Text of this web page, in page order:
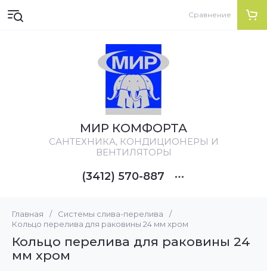
МИР КОМФОРТА
CАНТЕХНИКА, КОНДИЦИОНЕРЫ И
ВЕНТИЛЯТОРЫ
(3412) 570-887
Сравнение
Главная / Системы слива-перелива
/
Кольцо перелива для раковины 24 мм хром
Кольцо перелива для раковины 24
мм хром